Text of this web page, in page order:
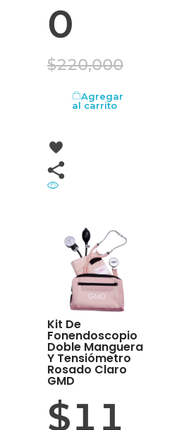
0
$220,000
Agregar
al carrito
Kit De
Fonendoscopio
Doble Manguera
Y Tensiómetro
Rosado Claro
GMD
$11